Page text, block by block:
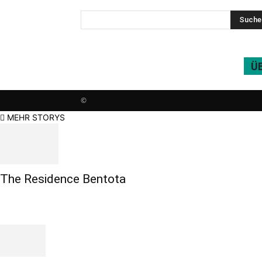
©
MEHR STORYS
The Residence Bentota